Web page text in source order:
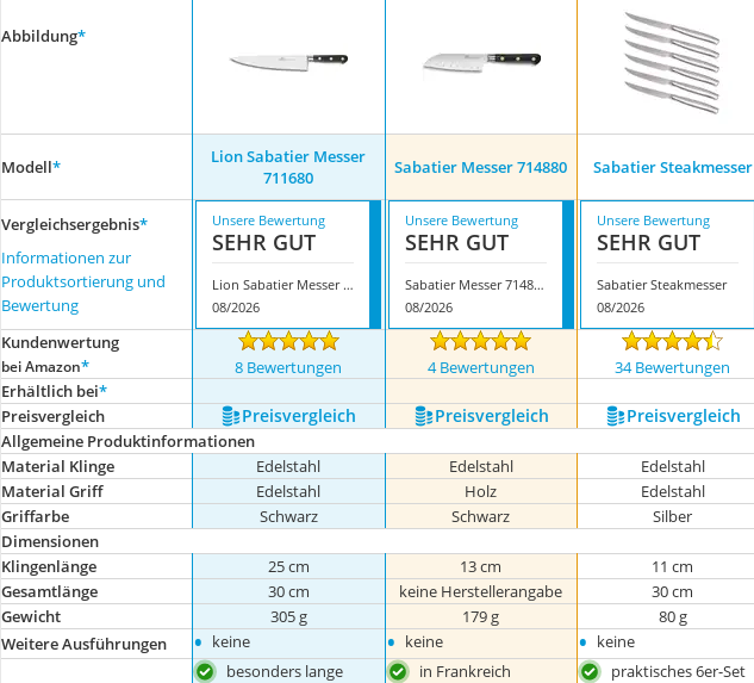
Abbildung*
Modell*
Lion Sabatier Messer
711680
Sabatier Messer 714880 Sabatier Steakmesser
Vergleichsergebnis*
Informationen zur
Produktsortierung und
Bewertung
Unsere Bewertung
SEHR GUT
Lion Sabatier Messer 711680
08/2026
Unsere Bewertung
SEHR GUT
Sabatier Messer 714880
08/2026
Unsere Bewertung
SEHR GUT
Sabatier Steakmesser
08/2026
Kundenwertung
bei Amazon* 8 Bewertungen 4 Bewertungen 34 Bewertungen
Erhältlich bei*
Preis­vergleich
Preis­vergleich Preis­vergleich Preis­vergleich
Allgemeine Produktinformationen
Material Klinge
Edelstahl Edelstahl Edelstahl
Material Griff
Edelstahl Holz Edelstahl
Griffarbe Schwarz Schwarz Silber
Dimensionen
Klingenlänge
25 cm 13 cm 11 cm
Gesamtlänge
30 cm keine Herstellerangabe 30 cm
Gewicht
305 g 179 g 80 g
Weitere Ausführungen
• keine • keine • keine
besonders lange
in Frankreich
praktisches 6er-Set